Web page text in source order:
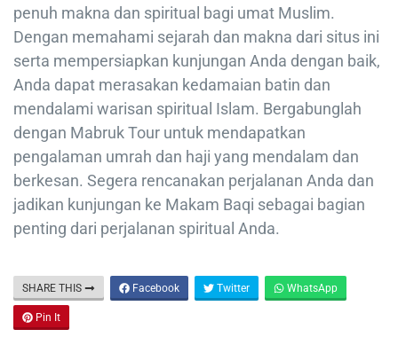
penuh makna dan spiritual bagi umat Muslim.
Dengan memahami sejarah dan makna dari situs ini
serta mempersiapkan kunjungan Anda dengan baik,
Anda dapat merasakan kedamaian batin dan
mendalami warisan spiritual Islam. Bergabunglah
dengan Mabruk Tour untuk mendapatkan
pengalaman umrah dan haji yang mendalam dan
berkesan. Segera rencanakan perjalanan Anda dan
jadikan kunjungan ke Makam Baqi sebagai bagian
penting dari perjalanan spiritual Anda.
SHARE THIS Facebook Twitter WhatsApp
Pin It